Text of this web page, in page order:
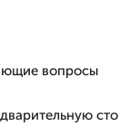
вопросы